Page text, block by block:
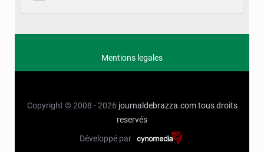
Mentions legales
Copyright © 2008 - 2026 journaldebrazza.com tous droits
reservés
Développé par